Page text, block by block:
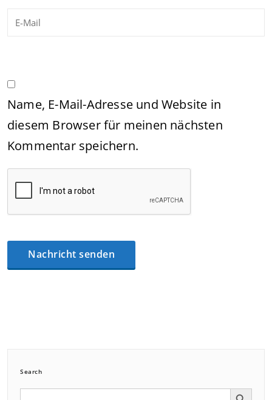
Name, E-Mail-Adresse und Website in
diesem Browser für meinen nächsten
Kommentar speichern.
Search
Search Search Button